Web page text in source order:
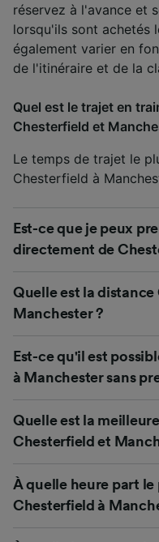
réservez à l'avance et
lorsqu'ils sont achetés
également varier en
de l'itinéraire et de la
Quel est le trajet en
Chesterfield et
Le temps de trajet le
Chesterfield à
Est-ce que je peux
directement de
Quelle est la distance
Manchester ?
Est-ce qu'il est
à Manchester sans
Quelle est la
Chesterfield et
À quelle heure part
Chesterfield à